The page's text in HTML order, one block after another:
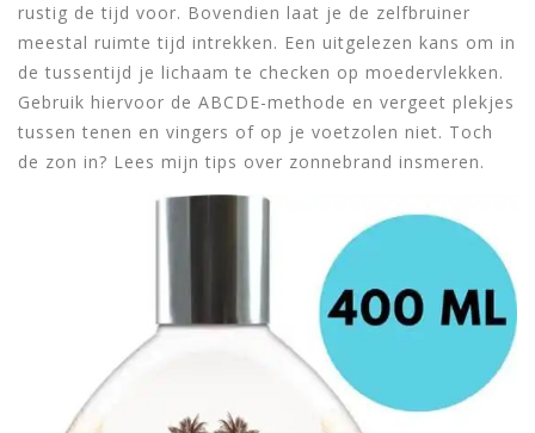
rustig de tijd voor. Bovendien laat je de zelfbruiner
meestal ruimte tijd intrekken. Een uitgelezen kans om in
de tussentijd je lichaam te checken op moedervlekken.
Gebruik hiervoor de ABCDE-methode en vergeet plekjes
tussen tenen en vingers of op je voetzolen niet. Toch
de zon in? Lees mijn tips over zonnebrand insmeren.